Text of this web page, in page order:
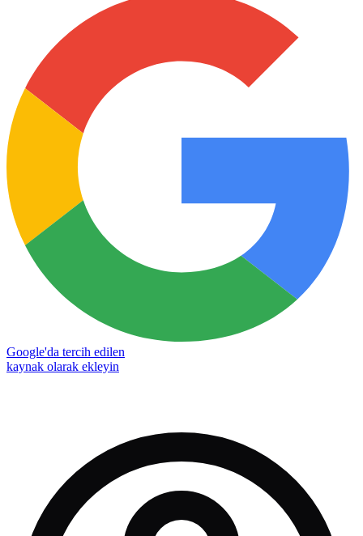
Google'da tercih edilen
kaynak olarak ekleyin